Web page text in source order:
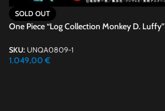
SOLD OUT
One Piece “Log Collection Monkey D. Luffy”
SKU: UNQA0809-1
1.049,00 €